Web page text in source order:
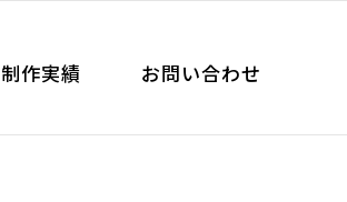
制作実績 お問い合わせ